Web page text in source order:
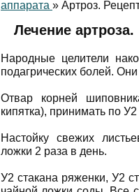
аппарата » Артроз.
Лечение
Народные целители
подагрических болей.
Отвар корней
кипятка), принимать по У2
Настойку свежих
ложки 2 раза в день.
У2 стакана ряженки, У2